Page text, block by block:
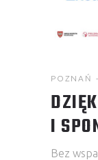
POZNAŃ
I
Bez